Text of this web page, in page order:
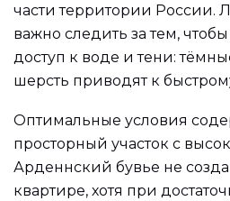
части территории России.
важно следить за тем,
доступ к воде и тени:
шерсть приводят к
Оптимальные условия
просторный участок с
Арденнский бувье не
квартире, хотя при